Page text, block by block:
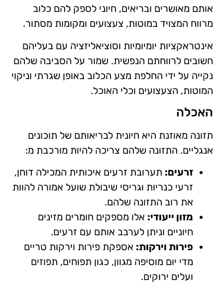
אותם מאושרים ובריאים, חיוני לספק להם כלוב
מרווח המצויד במוטות, צעצועים ומקומות מסתור.
אינטראקציות יומיומיות וסוציאליזציה עם בעליהם
חשובים לרווחתם הנפשית. שמור על הסביבה שלהם
נקייה על ידי החלפת מצע הכלוב באופן שגרתי וניקוי
המוטות, הצעצועים וכלי האוכל.
האכלה
תזונה מאוזנת היא חיונית לבריאותם של תוכונים
אנגליים. התזונה שלהם צריכה להיות מורכבת מ:
זרעים: תערובת זרעים איכותית המכילה דוחן,
זרעי כנריות וגריסי שיבולת שועל אמורה להוות
את רוב התזונה שלהם.
מזון ייעודי: אלו מספקים חומרים מזינים
חיוניים וניתן לערבב אותם עם זרעים.
פירות וירקות: אספקת פירות וירקות טריים
מדי יום מוסיפה מגוון, כגון תפוחים, תפוזים
ועלים ירוקים.